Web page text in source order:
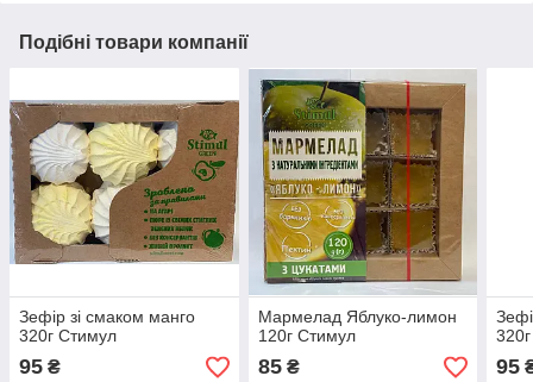
Подібні товари компанії
Зефір зі смаком манго
320г Стимул
95 ₴
Мармелад Яблуко-лимон
120г Стимул
85₴ 95